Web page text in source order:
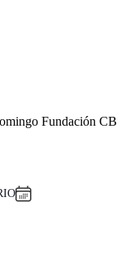
Fundación CB